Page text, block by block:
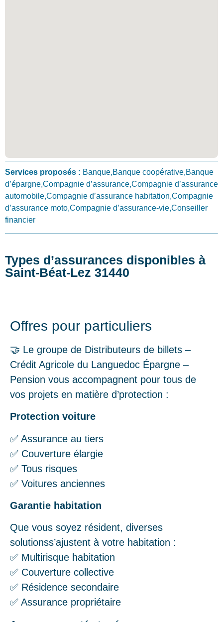
Services proposés : Banque,Banque coopérative,Banque
d’épargne,Compagnie d’assurance,Compagnie d’assurance
automobile,Compagnie d’assurance habitation,Compagnie
d’assurance moto,Compagnie d’assurance-vie,Conseiller
financier
Types d’assurances disponibles à
Saint-Béat-Lez 31440
Offres pour particuliers
🤝 Le groupe de Distributeurs de billets –
Crédit Agricole du Languedoc Épargne –
Pension vous accompagnent pour tous de
vos projets en matière d’protection :
Protection voiture
✅ Assurance au tiers
✅ Couverture élargie
✅ Tous risques
✅ Voitures anciennes
Garantie habitation
Que vous soyez résident, diverses
solutionss’ajustent à votre habitation :
✅ Multirisque habitation
✅ Couverture collective
✅ Résidence secondaire
✅ Assurance propriétaire